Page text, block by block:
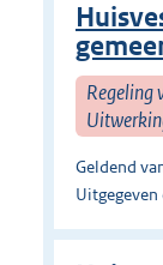
Geldend
Uitgegeven